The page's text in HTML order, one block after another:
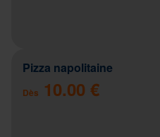
Pizza napolitaine
Dès 10.00 €